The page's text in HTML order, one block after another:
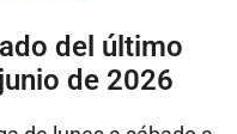
del último
de 2026